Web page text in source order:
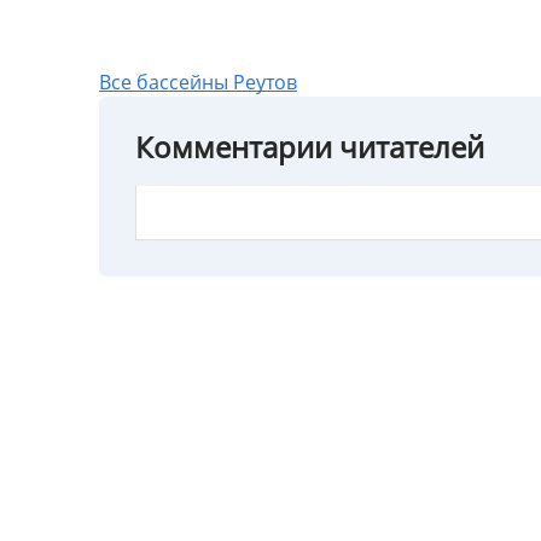
Все бассейны Реутов
Комментарии читателей